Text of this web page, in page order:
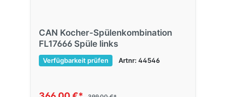
CAN Kocher-Spülenkombination
FL17666 Spüle links
Verfügbarkeit prüfen Artnr: 44546